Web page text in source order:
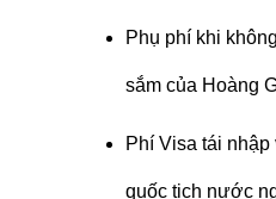
Phụ phí khi
sắm của Hoàng
Phí Visa tái
quốc tịch nước